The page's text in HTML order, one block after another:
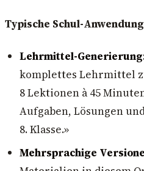
Typische Schul-
Lehrmittel-
komplettes Lehrmittel
8 Lektionen à 45
Aufgaben, Lösungen
8. Klasse.»
Mehrsprachige